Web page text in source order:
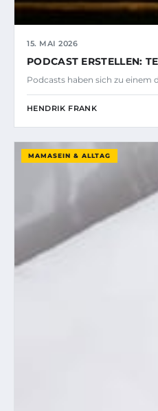
15. MAI 2026
PODCAST ERSTELLEN:
Podcasts haben sich zu
HENDRIK FRANK
MAMASEIN & ALLTAG